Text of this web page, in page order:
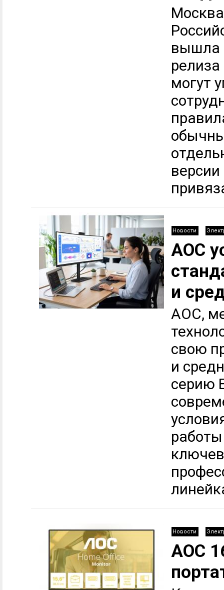
вышла
могут
Новости
AOC
и
AOC,
свою
и
серию
Новости
AOC